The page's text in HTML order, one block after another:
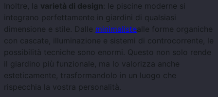
Inoltre, la varietà di design: le piscine moderne si
integrano perfettamente in giardini di qualsiasi
dimensione e stile. Dalle minimalistealle forme organiche
con cascate, illuminazione e sistemi di controcorrente, le
possibilità tecniche sono enormi. Questo non solo rende
il giardino più funzionale, ma lo valorizza anche
esteticamente, trasformandolo in un luogo che
rispecchia la vostra personalità.